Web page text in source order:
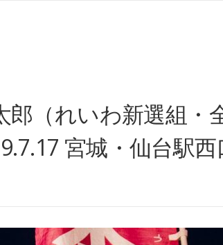
郎（れいわ新選組
宮城・仙台駅